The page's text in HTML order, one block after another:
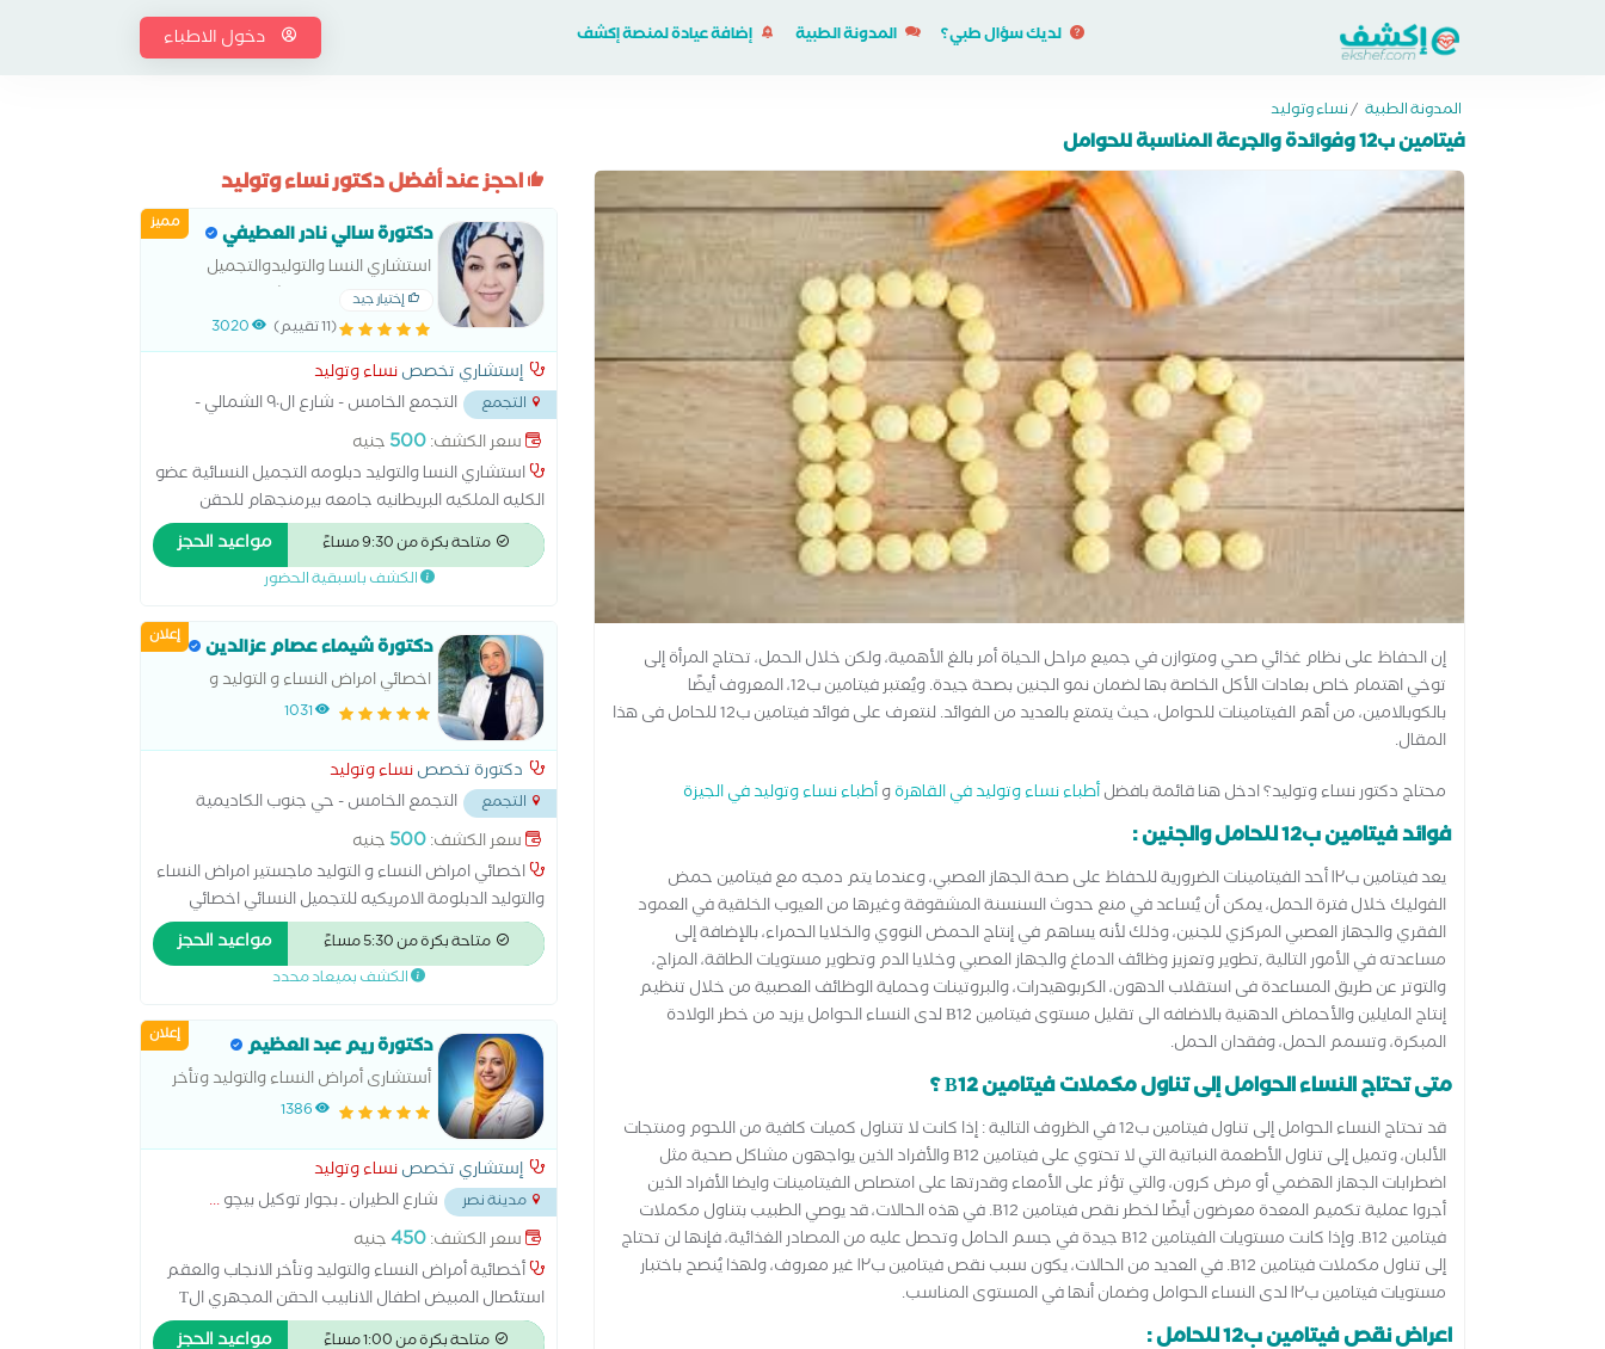
لديك سؤال طبي؟ المدونة الطبية إضافة عيادة لمنصة إكشف دخول الاطباء
المدونة الطبية /نساء وتوليد
فيتامين ب12 وفوائدة والجرعة المناسبة للحوامل
إن الحفاظ على نظام غذائي صحي ومتوازن في جميع مراحل الحياة أمر بالغ الأهمية، ولكن خلال الحمل، تحتاج المرأة إلى
توخي اهتمام خاص بعادات الأكل الخاصة بها لضمان نمو الجنين بصحة جيدة. ويُعتبر فيتامين ب12، المعروف أيضًا
بالكوبالامين، من أهم الفيتامينات للحوامل، حيث يتمتع بالعديد من الفوائد. لنتعرف على فوائد فيتامين ب12 للحامل فى هذا
المقال.
محتاج دكتور نساء وتوليد؟ ادخل هنا قائمة بافضلأطباء نساء وتوليد في القاهرةوأطباء نساء وتوليد في الجيزة
فوائد فيتامين ب12 للحامل والجنين :
يعد فيتامين ب١٢ أحد الفيتامينات الضرورية للحفاظ على صحة الجهاز العصبي، وعندما يتم دمجه مع فيتامين حمض
الفوليك خلال فترة الحمل، يمكن أن يُساعد في منع حدوث السنسنة المشقوقة وغيرها من العيوب الخلقية في العمود
الفقري والجهاز العصبي المركزي للجنين، وذلك لأنه يساهم في إنتاج الحمض النووي والخلايا الحمراء، بالإضافة إلى
مساعدته في الأمور التالية ,تطوير وتعزيز وظائف الدماغ والجهاز العصبي وخلايا الدم وتطوير مستويات الطاقة، المزاج،
والتوتر عن طريق المساعدة فى استقلاب الدهون، الكربوهيدرات، والبروتينات وحماية الوظائف العصبية من خلال تنظيم
إنتاج المايلين والأحماض الدهنية بالاضافه الى تقليل مستوى فيتامين B12 لدى النساء الحوامل يزيد من خطر الولادة
المبكرة، وتسمم الحمل، وفقدان الحمل.
متى تحتاج النساء الحوامل إلى تناول مكملات فيتامين B12 ؟
قد تحتاج النساء الحوامل إلى تناول فيتامين ب12 في الظروف التالية : إذا كانت لا تتناول كميات كافية من اللحوم ومنتجات
الألبان، وتميل إلى تناول الأطعمة النباتية التي لا تحتوي على فيتامين B12 والأفراد الذين يواجهون مشاكل صحية مثل
اضطرابات الجهاز الهضمي أو مرض كرون، والتي تؤثر على الأمعاء وقدرتها على امتصاص الفيتامينات وايضا الأفراد الذين
أجروا عملية تكميم المعدة معرضون أيضًا لخطر نقص فيتامين B12. في هذه الحالات، قد يوصي الطبيب بتناول مكملات
فيتامين B12. وإذا كانت مستويات الفيتامين B12 جيدة في جسم الحامل وتحصل عليه من المصادر الغذائية، فإنها لن تحتاج
إلى تناول مكملات فيتامين B12. في العديد من الحالات، يكون سبب نقص فيتامين ب١٢ غير معروف، ولهذا يُنصح باختبار
مستويات فيتامين ب١٢ لدى النساء الحوامل وضمان أنها في المستوى المناسب.
اعراض نقص فيتامين ب12 للحامل :
احجز عند أفضل دكتور نساء وتوليد
مميز دكتورة سالي نادر العطيفي
استشاري النسا والتوليدوالتجميل
النسائى -جامعة عين شمس
إختيار جيد
(11 تقييم) 3020
إستشاري تخصصنساء وتوليد
التجمع
التجمع الخامس - شارع ال٩٠ الشمالي -
خلف المستشفي الجوي... سعر الكشف:500 جنيه
استشاري النسا والتوليد دبلومه التجميل النسائية عضو
الكليه الملكيه البريطانيه جامعه بيرمنجهام للحقن
المجهري و اطفال الانابيب متخصصة فى ( الولادة
الطبيعية والقيصرية - الربط- وتكيس المبايض- المناظير -
الحقن المجهرى - تجميل النسائى- تاخر الانجاب - العقم )
متاحة بكرة من 9:30 مساءً مواعيد الحجز
الكشف باسبقية الحضور
إعلان دكتورة شيماء عصام عزالدين
اخصائي امراض النساء و التوليد و
التجميل النسائي ماجستير جامعة
التجميل النسائي
1031
دكتورة تخصصنساء وتوليد
التجمع
التجمع الخامس - حي جنوب الكاديمية
على الشارع بين مسجد الشرطه ومسجد حسن
الشربتلي
...
سعر الكشف:500 جنيه
اخصائي امراض النساء و التوليد ماجستير امراض النساء
والتوليد الدبلومة الامريكيه للتجميل النسائي اخصائي
اصلاح و ترميم المهبل ما بعد الولادات الطبيعية علاج
التشنج المهبلي علاج تاخر الحمل و المناظير الجراحيه
متاحة بكرة من 5:30 مساءً مواعيد الحجز
الكشف بميعاد محدد
إعلان دكتورة ريم عبد العظيم
أستشارى أمراض النساء والتوليد وتأخر
الانجاب والعقم 1386
إستشاري تخصصنساء وتوليد
مدينة نصر شارع الطيران ـ بجوار توكيل بيچو...
سعر الكشف:450جنيه
أخصائية أمراض النساء والتوليد وتأخر الانجاب والعقم
استئصال المبيض اطفال الانابيب الحقن المجهري الT
الT الهرموني الولادة الطبيعية الولادة القيصرية تحليل
متاحة بكرة من 1:00 مساءً مواعيد الحجز